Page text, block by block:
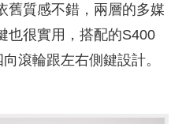
舊質感不錯，兩層的多媒
也很實用，搭配的S400
滾輪跟左右側鍵設計。